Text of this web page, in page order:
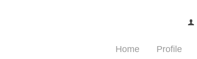
Home Profile